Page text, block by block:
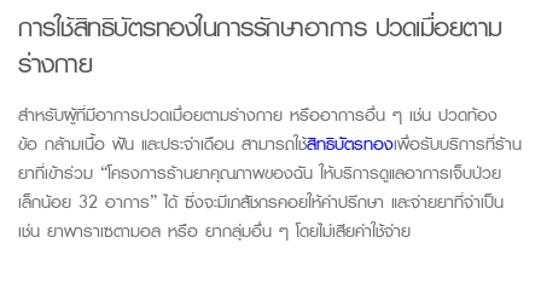
การใช้สิทธิบัตรทองในการรักษาอาการ ปวดเมื่อยตาม
ร่างกาย
สำหรับผู้ที่มีอาการปวดเมื่อยตามร่างกาย หรืออาการอื่น ๆ เช่น ปวดท้อง
ข้อ กล้ามเนื้อ ฟัน และประจำเดือน สามารถใช้สิทธิบัตรทองเพื่อรับบริการที่ร้าน
ยาที่เข้าร่วม “โครงการร้านยาคุณภาพของฉัน ให้บริการดูแลอาการเจ็บป่วย
เล็กน้อย 32 อาการ” ได้ ซึ่งจะมีเภสัชกรคอยให้คำปรึกษา และจ่ายยาที่จำเป็น
เช่น ยาพาราเซตามอล หรือ ยากลุ่มอื่น ๆ โดยไม่เสียค่าใช้จ่าย